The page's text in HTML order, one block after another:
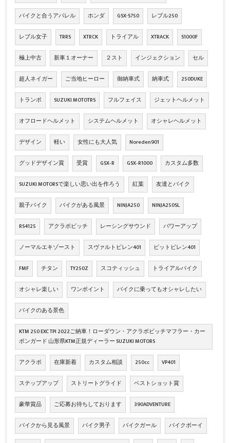
バイクと合うアパレル ホンダ GSX-S750 レブル250
レブル女子 TRRS XTRCK トライアル XTRACK S1000F
極上中古 新車１オーナー ２スト インジェクション セル
超人ネイガー ご当地ヒーロー 御納車式 納車式 250DUKE
トランポ SUZUKI MOTOTRS フルフェイス ジェットヘルメット
オフロードヘルメット システムヘルメット オシャレヘルメット
デザイン 軽い 女性にも大人気 Noreden901
グッドデザイン賞 受賞 GSX‐R GSX‐R1000 カスタム多数
SUZUKI MOTORSで楽しい思い出を作ろう 紅葉 友達とバイク
親子バイク バイクがある風景 NINJA250 NINJA250SL
RS4125 アクラボビッチ レーシングサウンド パワーアップ
ノーマルエキゾースト スヴァルトピレン401 ビットピレン401
FMF チタン TY250Z スコティッシュ トライアルバイク
オシャレ楽しい ワンポイント バイクに乗ってもオシャレしたい
バイクのある景色
KTM 250 EXC TPI 2022ご納車！ローダウン・アクラポビッチマフラー・カー
ボンガード 山形県KTM正規ディーラー SUZUKI MOTORS
アクラポ 在庫新着 カスタム相談 250cc VP401
ステップアップ ストリートグライド ベストショット賞
豪華賞品 ご応募お待ちしております 390ADVENTURE
バイクから見る風景 バイク男子 バイクガール バイクボーイ